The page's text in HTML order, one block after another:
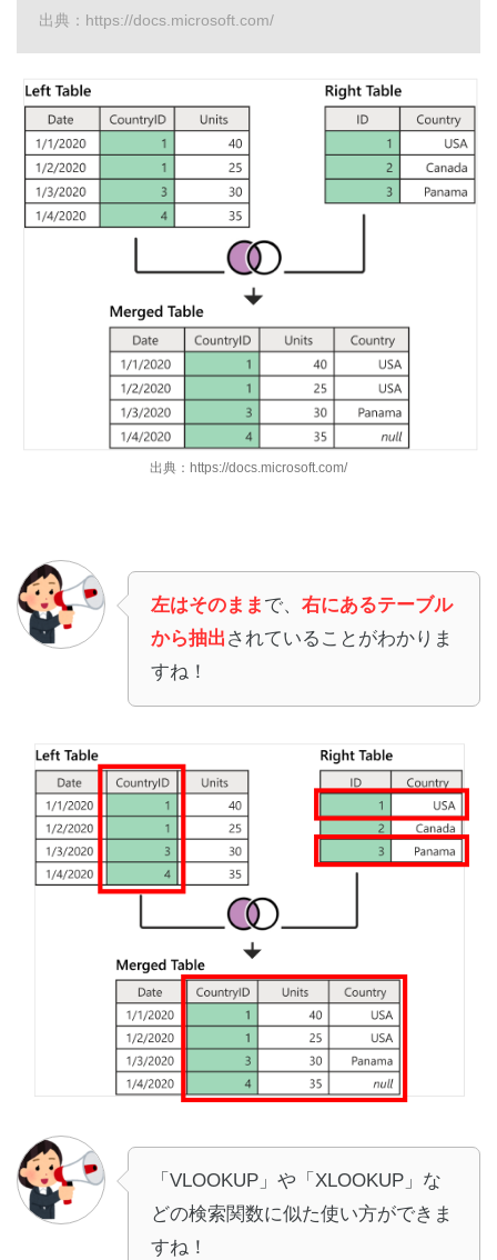
出典：https://docs.microsoft.com/
出典：https://docs.microsoft.com/
左はそのまま で、 右にあるテーブル
から抽出 されていることがわかりま
すね！
「VLOOKUP」や「XLOOKUP」な
どの検索関数に似た使い方ができま
すね！